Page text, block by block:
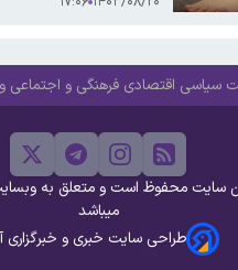
سیاسی اقتصادی فرهنگی و اجتماعی
سایت محفوظ است و متعلق به
میباشد
طراحی سایت خبری و خبرگزاری